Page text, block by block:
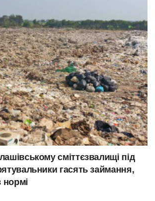
сміттєзвалищі під
гасять займання,
нормі